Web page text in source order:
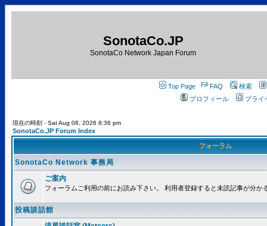
SonotaCo.JP
SonotaCo Network Japan Forum
Top Page FAQ
検索
プロフィール
プライ
現在の時刻 - Sat Aug 08, 2026 8:36 pm
SonotaCo.JP Forum Index
フォーラム
SonotaCo Network 事務局
ご案内
フォーラムご利用の前にお読み下さい。 利用者登録すると未読記事が分か
投稿談話館